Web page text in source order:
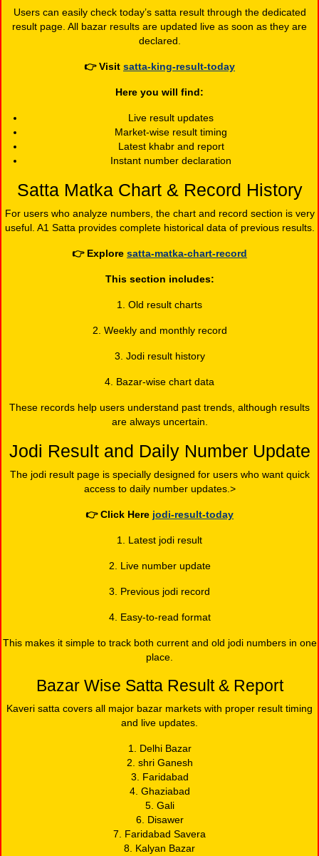
Users can easily check today’s satta result through the dedicated
result page. All bazar results are updated live as soon as they are
declared.
👉Visit satta-king-result-today
Here you will find:
Live result updates
Market-wise result timing
Latest khabr and report
Instant number declaration
Satta Matka Chart & Record History
For users who analyze numbers, the chart and record section is very
useful. A1 Satta provides complete historical data of previous results.
👉 Explore satta-matka-chart-record
This section includes:
1. Old result charts
2. Weekly and monthly record
3. Jodi result history
4. Bazar-wise chart data
These records help users understand past trends, although results
are always uncertain.
Jodi Result and Daily Number Update
The jodi result page is specially designed for users who want quick
access to daily number updates.>
👉Click Here jodi-result-today
1. Latest jodi result
2. Live number update
3. Previous jodi record
4. Easy-to-read format
This makes it simple to track both current and old jodi numbers in one
place.
Bazar Wise Satta Result & Report
Kaveri satta covers all major bazar markets with proper result timing
and live updates.
1. Delhi Bazar
2. shri Ganesh
3. Faridabad
4. Ghaziabad
5. Gali
6. Disawer
7. Faridabad Savera
8. Kalyan Bazar